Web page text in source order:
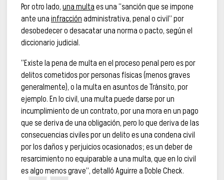
Por otro lado,una multaes una “sanción que se impone
ante unainfracciónadministrativa, penal o civil” por
desobedecer o desacatar una norma o pacto, según el
diccionario judicial.
“Existe la pena de multa en el proceso penal pero es por
delitos cometidos por personas físicas (menos graves
generalmente), o la multa en asuntos de Tránsito, por
ejemplo. En lo civil, una multa puede darse por un
incumplimiento de un contrato, por una mora en un pago
que se deriva de una obligación, pero lo que deriva de las
consecuencias civiles por un delito es una condena civil
por los daños y perjuicios ocasionados; es un deber de
resarcimiento no equiparable a una multa, que en lo civil
es algo menos grave”, detalló Aguirre a Doble Check.